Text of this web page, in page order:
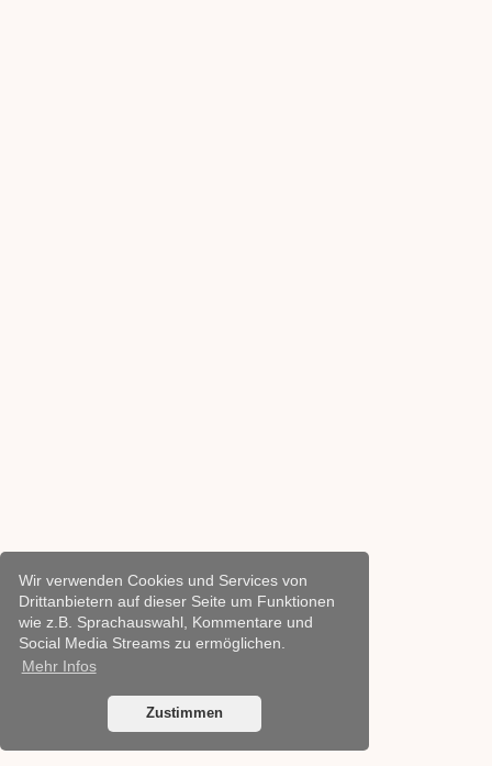
Wir verwenden Cookies und Services von
Drittanbietern auf dieser Seite um Funktionen
wie z.B. Sprachauswahl, Kommentare und
Social Media Streams zu ermöglichen.
Mehr Infos
Zustimmen